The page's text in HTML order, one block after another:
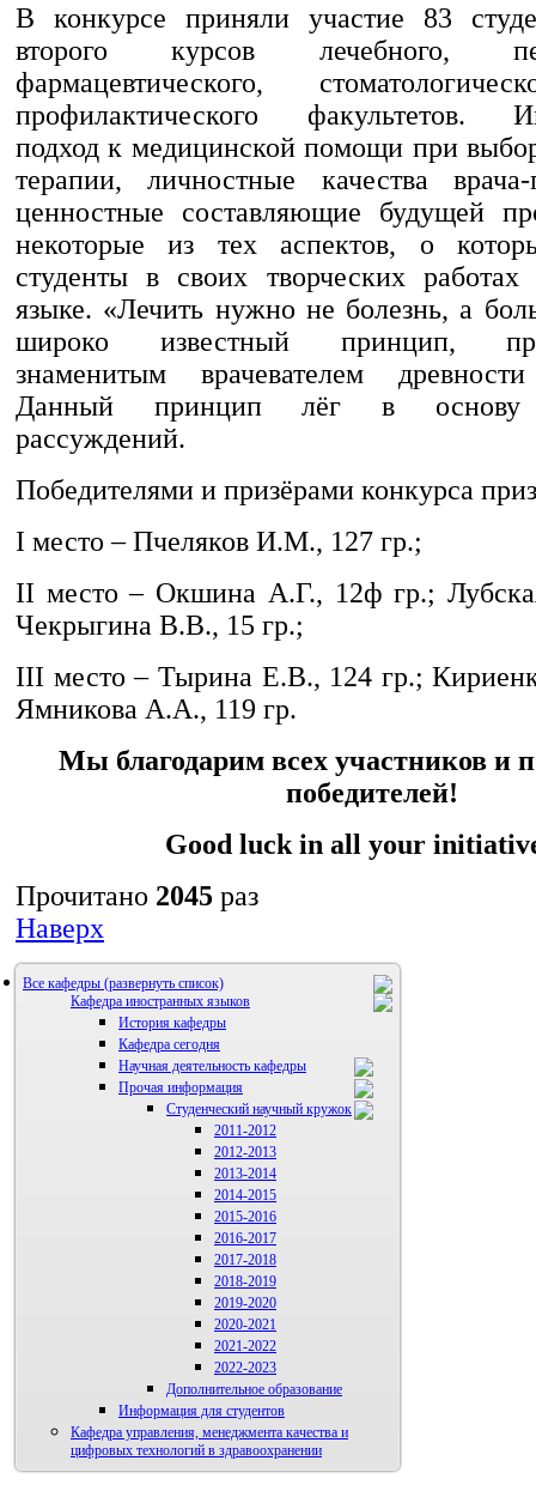
В конкурсе приняли участие 83
второго курсов лечебного,
фармацевтического,
профилактического факультетов.
подход к медицинской помощи при
терапии, личностные качества врача-
ценностные составляющие будущей
некоторые из тех аспектов, о
студенты в своих творческих
языке. «Лечить нужно не болезнь, а
широко известный принцип,
знаменитым врачевателем
Данный принцип лёг в основу
рассуждений.
Победителями и призёрами конкурса
I место – Пчеляков И.М., 127 гр.;
II место – Окшина А.Г., 12ф гр.;
Чекрыгина В.В., 15 гр.;
III место – Тырина Е.В., 124 гр.;
Ямникова А.А., 119 гр.
Мы благодарим всех участников и
победителей!
Good luck in all your
Прочитано 2045 раз
Наверх
Все кафедры
Кафедра иностранных языков
История кафедры
Кафедра сегодня
Научная деятельность кафедры
Аспиранты
Прочая информация
Студенческий научный кружок
2011-2012
2012-2013
2013-2014
2014-2015
2015-2016
2016-2017
2017-2018
2018-2019
2019-2020
2020-2021
2021-2022
2022-2023
Дополнительное образование
Информация для студентов
Кафедра управления, менеджмента качества и
цифровых технологий в здравоохранении